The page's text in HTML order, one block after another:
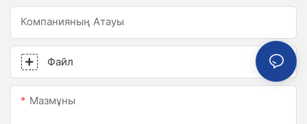
Компанияның Атауы
Файл
Мазмұны